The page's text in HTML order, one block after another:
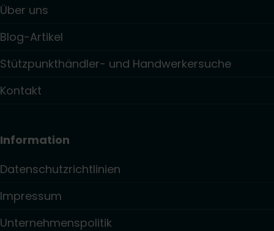
Über uns
Blog-Artikel
Stützpunkthändler- und Handwerkersuche
Kontakt
Information
Datenschutzrichtlinien
Impressum
Unternehmenspolitik